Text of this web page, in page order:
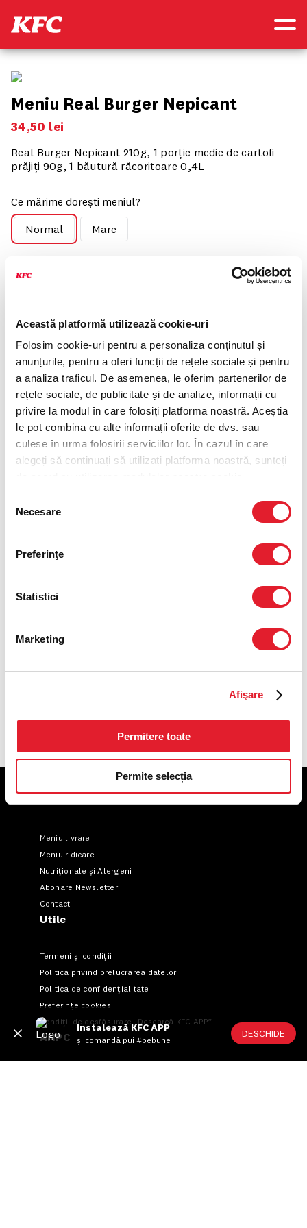
Această platformă utilizează cookie-uri
Folosim cookie-uri pentru a personaliza conținutul și
anunțurile, pentru a oferi funcții de rețele sociale și pentru
a analiza traficul. De asemenea, le oferim partenerilor de
rețele sociale, de publicitate și de analize, informații cu
privire la modul în care folosiți platforma noastră. Aceștia
le pot combina cu alte informații oferite de dvs. sau
culese în urma folosirii serviciilor lor. În cazul în care
alegeți să continuați să utilizați platforma noastră, sunteți
consimțământului
Necesare
Preferinţe
Statistici
Marketing
Afişare
Permitere toate
Permite selecția
Instalează KFC APP
și comandă pui #pebune
DESCHIDE
Meniu Real Burger Nepicant
34,50 lei
Real Burger Nepicant 210g, 1 porție medie de cartofi
prăjiți 90g, 1 băutură răcoritoare 0,4L
Ce mărime dorești meniul?
Normal
Mare
Componența produsului
Cartofi porție medie și băutură 0,4L
Optiunea 2
Real Burger nepicant
Cartofi prăjiți porție medie
Optiunea 4
KFC
Meniu livrare
Meniu ridicare
Nutriționale și Alergeni
Abonare Newsletter
Contact
Utile
Termeni și condiții
Politica privind prelucrarea datelor
Politica de confidențialitate
Preferințe cookies
Condiții de desfășurare „Descarcă KFC APP”
ANPC